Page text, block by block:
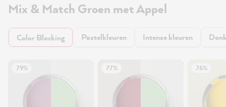
Mix & Match Groen met Appel
Color Blocking Pastelkleuren Intense kleuren
79% 77% 76%